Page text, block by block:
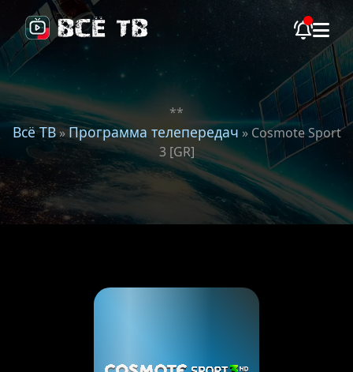
**
Всё ТВ»Программа телепередач » Cosmote Sport
3 [GR]